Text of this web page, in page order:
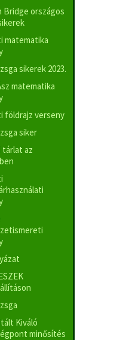
Bridge országos
matematika
sikerek 2023.
matematika
földrajz verseny
siker
tárlat az
Kiváló
minősítés